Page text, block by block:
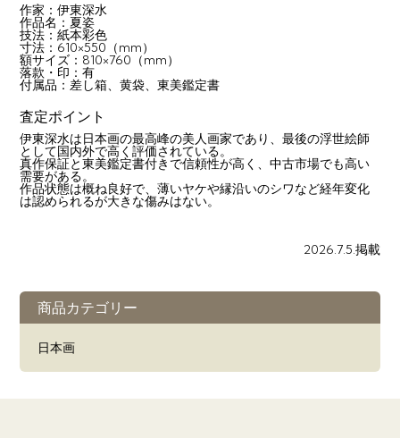
作家：伊東深水
作品名：夏姿
技法：紙本彩色
寸法：610×550（mm）
額サイズ：810×760（mm）
落款・印：有
付属品：差し箱、黄袋、東美鑑定書
査定ポイント
伊東深水は日本画の最高峰の美人画家であり、最後の浮世絵師
として国内外で高く評価されている。
真作保証と東美鑑定書付きで信頼性が高く、中古市場でも高い
需要がある。
作品状態は概ね良好で、薄いヤケや縁沿いのシワなど経年変化
は認められるが大きな傷みはない。
2026.7.5.掲載
商品カテゴリー
日本画